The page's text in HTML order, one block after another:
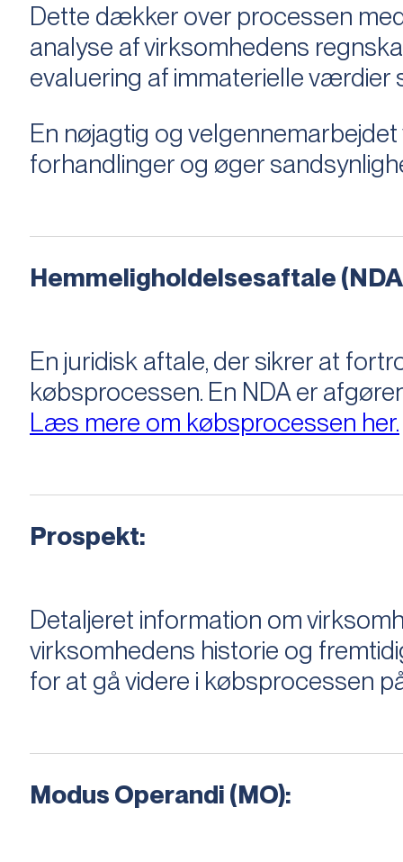
Dette dækker over processen
analyse af virksomhedens
evaluering af immaterielle
En nøjagtig og
forhandlinger og øger
Hemmeligholdelsesaftale
En juridisk aftale, der sikrer at
købsprocessen​​. En NDA er
Læs mere om købsprocessen her.
Prospekt:
Detaljeret information om
virksomhedens historie og
for at gå videre i købsprocessen
Modus Operandi (MO):